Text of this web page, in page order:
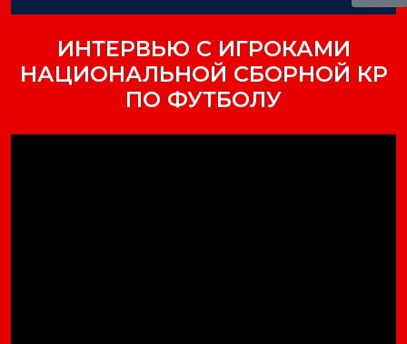
ИНТЕРВЬЮ С ИГРОКАМИ
НАЦИОНАЛЬНОЙ СБОРНОЙ КР
ПО ФУТБОЛУ